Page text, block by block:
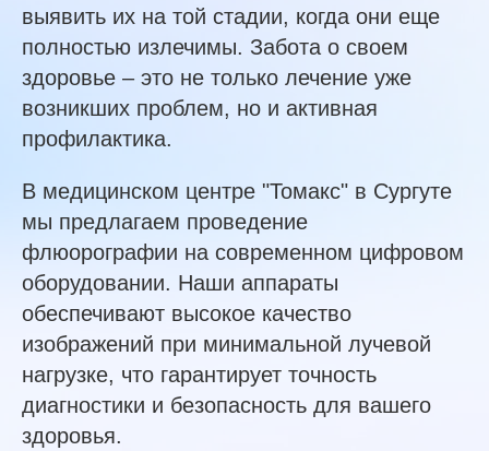
выявить их на той стадии, когда они еще
полностью излечимы. Забота о своем
здоровье – это не только лечение уже
возникших проблем, но и активная
профилактика.
В медицинском центре "Томакс" в Сургуте
мы предлагаем проведение
флюорографии на современном цифровом
оборудовании. Наши аппараты
обеспечивают высокое качество
изображений при минимальной лучевой
нагрузке, что гарантирует точность
диагностики и безопасность для вашего
здоровья.